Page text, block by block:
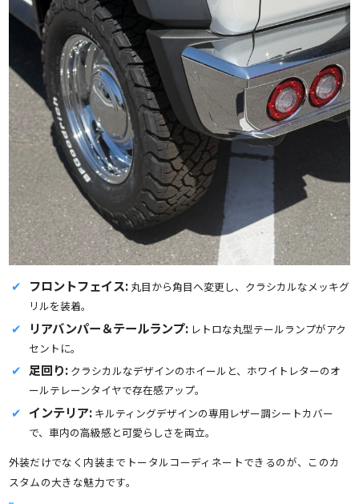
フロントフェイス: 丸目から角目へ変更し、クラシカルなメッキグ
リルを装着。
リアバンパー＆テールランプ: レトロな丸型テールランプがアク
セントに。
足回り: クラシカルなデザインのホイールと、ホワイトレターのオ
ールテレーンタイヤで存在感アップ。
インテリア: キルティングデザインの専用レザー調シートカバー
で、車内の高級感と可愛らしさを両立。
外装だけでなく内装までトータルコーディネートできるのが、このカ
スタムの大きな魅力です。